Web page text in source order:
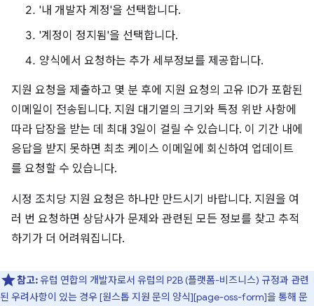
'내 개발자 계정'을 선택합니다.
'계정이 정지됨'을 선택합니다.
양식에서 요청하는 추가 세부정보를 제공합니다.
지원 요청을 제출하고 몇 분 후에 지원 요청의 고유 ID가 포함된
이메일이 전송됩니다. 지원 대기열의 크기와 특정 위반 사항에
따라 답장을 받는 데 최대 3일이 걸릴 수 있습니다. 이 기간 내에
응답을 받지 못하면 최초 케이스 이메일에 회신하여 업데이트
를 요청할 수 있습니다.
시정 조치당 지원 요청은 하나만 만드시기 바랍니다. 지원을 여
러 번 요청하면 상담사가 문제와 관련된 모든 정보를 찾고 추적
하기가 더 어려워집니다.
참고:유럽 연합의 개발자로서 유럽의 P2B (플랫폼-비즈니스) 규정과 관련
된 우려사항이 있는 경우 [원스톱 지원 문의 양식][page-oss-form]을 통해 문